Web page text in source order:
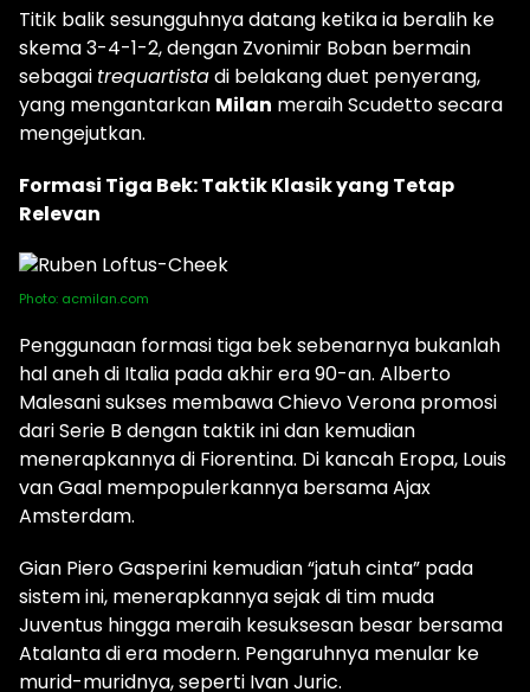
Titik balik sesungguhnya datang ketika ia beralih ke
skema 3-4-1-2, dengan Zvonimir Boban bermain
sebagai trequartistadi belakang duet penyerang,
yang mengantarkan Milan meraih Scudetto secara
mengejutkan.
Formasi Tiga Bek: Taktik Klasik yang Tetap
Relevan
Photo: acmilan.com
Penggunaan formasi tiga bek sebenarnya bukanlah
hal aneh di Italia pada akhir era 90-an. Alberto
Malesani sukses membawa Chievo Verona promosi
dari Serie B dengan taktik ini dan kemudian
menerapkannya di Fiorentina. Di kancah Eropa, Louis
van Gaal mempopulerkannya bersama Ajax
Amsterdam.
Gian Piero Gasperini kemudian “jatuh cinta” pada
sistem ini, menerapkannya sejak di tim muda
Juventus hingga meraih kesuksesan besar bersama
Atalanta di era modern. Pengaruhnya menular ke
murid-muridnya, seperti Ivan Juric.